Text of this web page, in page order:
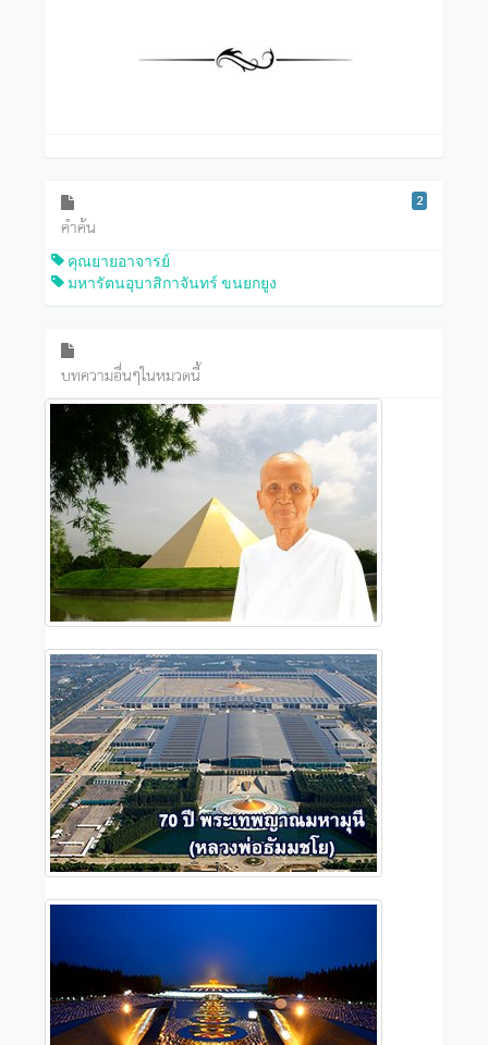
คำค้น
2
คุณยายอาจารย์
มหารัตนอุบาสิกาจันทร์ ขนยกยูง
บทความอื่นๆในหมวดนี้